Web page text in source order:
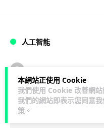
本網站正使用 Cookie
我們使用 Cookie 改善網
我們的網站即表示您同意
策 。
人工智能
港大工程學院研
勝標準 CPU 1 億倍